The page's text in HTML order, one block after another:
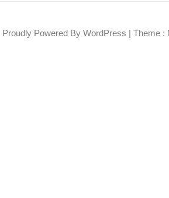
Proudly Powered By WordPress | Theme :